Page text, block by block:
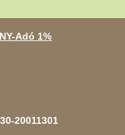
Adó 1%
20011301